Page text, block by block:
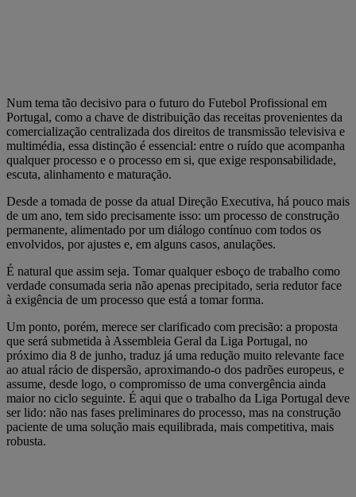
Num tema tão decisivo para o futuro do Futebol Profissional em
Portugal, como a chave de distribuição das receitas provenientes da
comercialização centralizada dos direitos de transmissão televisiva e
multimédia, essa distinção é essencial: entre o ruído que acompanha
qualquer processo e o processo em si, que exige responsabilidade,
escuta, alinhamento e maturação.
Desde a tomada de posse da atual Direção Executiva, há pouco mais
de um ano, tem sido precisamente isso: um processo de construção
permanente, alimentado por um diálogo contínuo com todos os
envolvidos, por ajustes e, em alguns casos, anulações.
É natural que assim seja. Tomar qualquer esboço de trabalho como
verdade consumada seria não apenas precipitado, seria redutor face
à exigência de um processo que está a tomar forma.
Um ponto, porém, merece ser clarificado com precisão: a proposta
que será submetida à Assembleia Geral da Liga Portugal, no
próximo dia 8 de junho, traduz já uma redução muito relevante face
ao atual rácio de dispersão, aproximando-o dos padrões europeus, e
assume, desde logo, o compromisso de uma convergência ainda
maior no ciclo seguinte. É aqui que o trabalho da Liga Portugal deve
ser lido: não nas fases preliminares do processo, mas na construção
paciente de uma solução mais equilibrada, mais competitiva, mais
robusta.